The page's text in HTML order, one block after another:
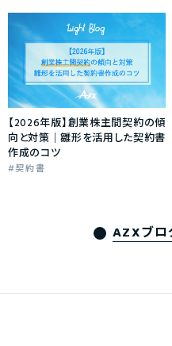
【2026年版】創業株主間契約の傾
向と対策｜雛形を活用した契約書
作成のコツ
契約書
AZXブロ